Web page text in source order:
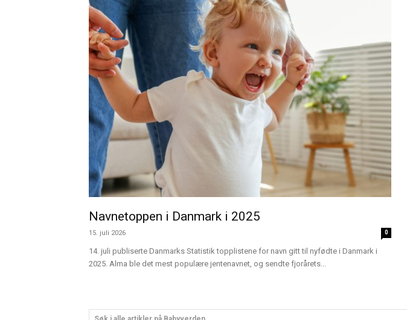
Navnetoppen i Danmark i 2025
15. juli 2026 0
14. juli publiserte Danmarks Statistik topplistene for navn gitt til nyfødte i Danmark i
2025. Alma ble det mest populære jentenavnet, og sendte fjorårets...